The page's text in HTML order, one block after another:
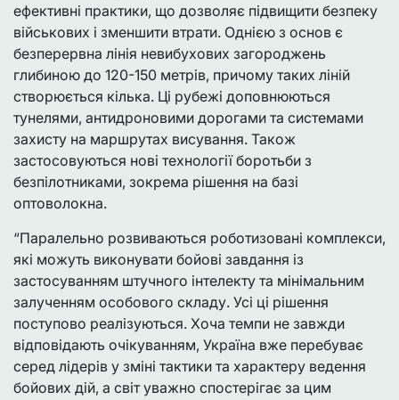
ефективні практики, що дозволяє підвищити безпеку
військових і зменшити втрати. Однією з основ є
безперервна лінія невибухових загороджень
глибиною до 120-150 метрів, причому таких ліній
створюється кілька. Ці рубежі доповнюються
тунелями, антидроновими дорогами та системами
захисту на маршрутах висування. Також
застосовуються нові технології боротьби з
безпілотниками, зокрема рішення на базі
оптоволокна.
“Паралельно розвиваються роботизовані комплекси,
які можуть виконувати бойові завдання із
застосуванням штучного інтелекту та мінімальним
залученням особового складу. Усі ці рішення
поступово реалізуються. Хоча темпи не завжди
відповідають очікуванням, Україна вже перебуває
серед лідерів у зміні тактики та характеру ведення
бойових дій, а світ уважно спостерігає за цим